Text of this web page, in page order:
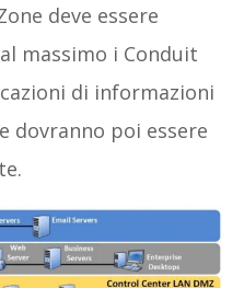
deve essere
massimo i Conduit
di informazioni
dovranno poi essere